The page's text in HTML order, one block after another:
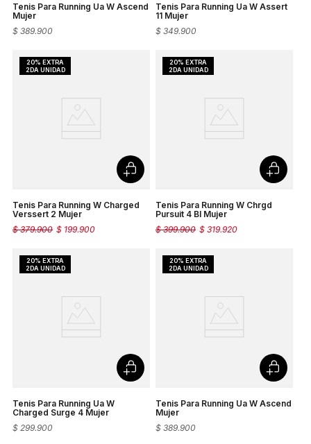
Tenis Para Running Ua W Ascend
Mujer
$ 389.900
Tenis Para Running Ua W Assert
11 Mujer
$ 349.900
Tenis Para Running W Charged
Verssert 2 Mujer
$ 199.900
$ 379.900
Tenis Para Running W Chrgd
Pursuit 4 Bl Mujer
$ 319.920
$ 399.900
Tenis Para Running Ua W
Charged Surge 4 Mujer
$ 299.900
Tenis Para Running Ua W Ascend
Mujer
$ 389.900